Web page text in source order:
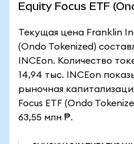
Equity Focus ETF
Текущая цена Franklin
(Ondo Tokenized)
INCEon. Количество
14,94 тыс. INCEon
рыночная
Focus ETF (Ondo
63,55 млн ₱.